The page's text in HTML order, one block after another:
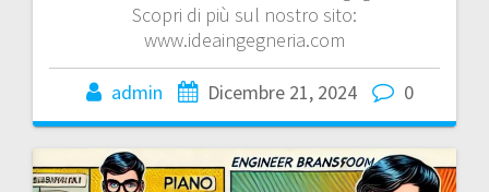
Scopri di più sul nostro sito:
www.ideaingegneria.com
admin Dicembre 21, 2024 0